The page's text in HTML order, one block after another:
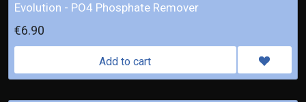
Evolution - PO4 Phosphate Remover
€6.90
Add to cart